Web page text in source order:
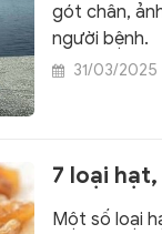
gót chân,
người bệnh.
31/03/2025
7 loại
Một số loại